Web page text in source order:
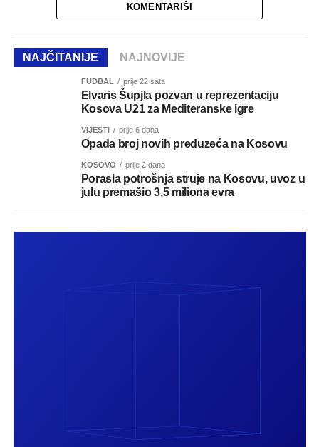
KOMENTARIŠI
NAJČITANIJE NAJNOVIJE
FUDBAL prije 22 sata
Elvaris Šupjla pozvan u reprezentaciju
Kosova U21 za Mediteranske igre
VIJESTI prije 6 dana
Opada broj novih preduzeća na Kosovu
KOSOVO prije 2 dana
Porasla potrošnja struje na Kosovu, uvoz u
julu premašio 3,5 miliona evra